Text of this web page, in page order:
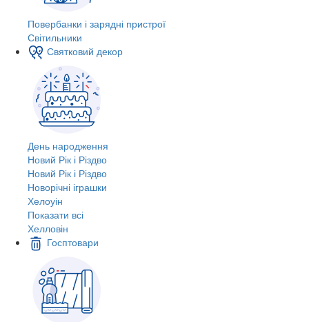
Повербанки і зарядні пристрої
Світильники
Святковий декор
День народження
Новий Рік і Різдво
Новий Рік і Різдво
Новорічні іграшки
Хелоуін
Показати всі
Хелловін
Госптовари